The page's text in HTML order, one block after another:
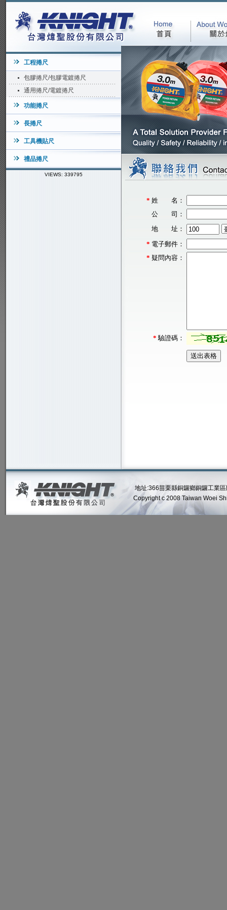
工程捲尺
包膠捲尺/包膠電鍍捲尺
通用捲尺/電鍍捲尺
功能捲尺
長捲尺
工具機貼尺
禮品捲尺
VIEWS: 339795
* 姓 名：
公 司：
地 址：
* 電子郵件：
* 疑問內容：
* 驗證碼：
地址:366苗栗縣銅鑼鄉銅鑼工業區
Copyright c 2008 Taiwan Woei